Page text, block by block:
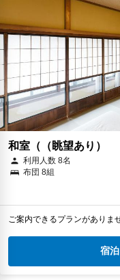
和室（（眺望あり）
利用人数 8名
布団 8組
ご案内できるプランがありま
宿